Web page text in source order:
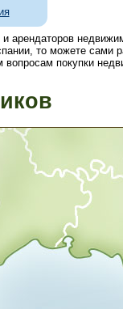
арендаторов
то можете сами
покупки